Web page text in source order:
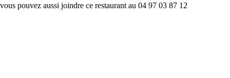
vous pouvez aussi joindre ce restaurant au 04 97 03 87 12